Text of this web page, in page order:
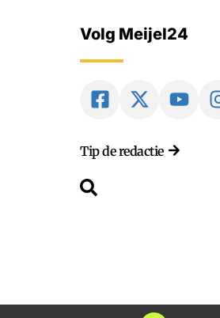
Volg Meijel24
Tip de redactie